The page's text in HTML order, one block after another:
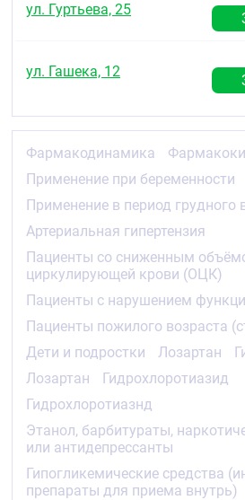
Повышенная
препаратам, являющимся
сульфонамида
рефрактерная
гиперкальциемия
тяжёлое нарушение
обтурационные
путей холестаз
рефрактерная
подагра
тяжёлое нарушение
креатинина (КК) менее 30
одновременное применение
содержащими алискирен, у
сахарным диабетом и
и тяжёлой степенью
недостаточности
фильтрации [СКФ] менее
«Взаимодействие с
средствами» и «Особые
ангиотензин
у пациентов с
разделы «Взаимодействие
лекарственными
ул. Гуртьева, 25
ул. Гашека, 12
Фармакодинамика
Применение при беременности
Применение в период грудного
Артериальная гипертензия
Пациенты со сниженным
циркулирующей крови (ОЦК)
Пациенты с нарушением
Пациенты пожилого возраста
Дети и подростки
Лозартан
Лозартан
Гидрохлоротиазид
Гидрохлоротиазнд
Этанол, барбитураты,
или антидепрессанты
Гипогликемические средства
препараты для приема внутрь)